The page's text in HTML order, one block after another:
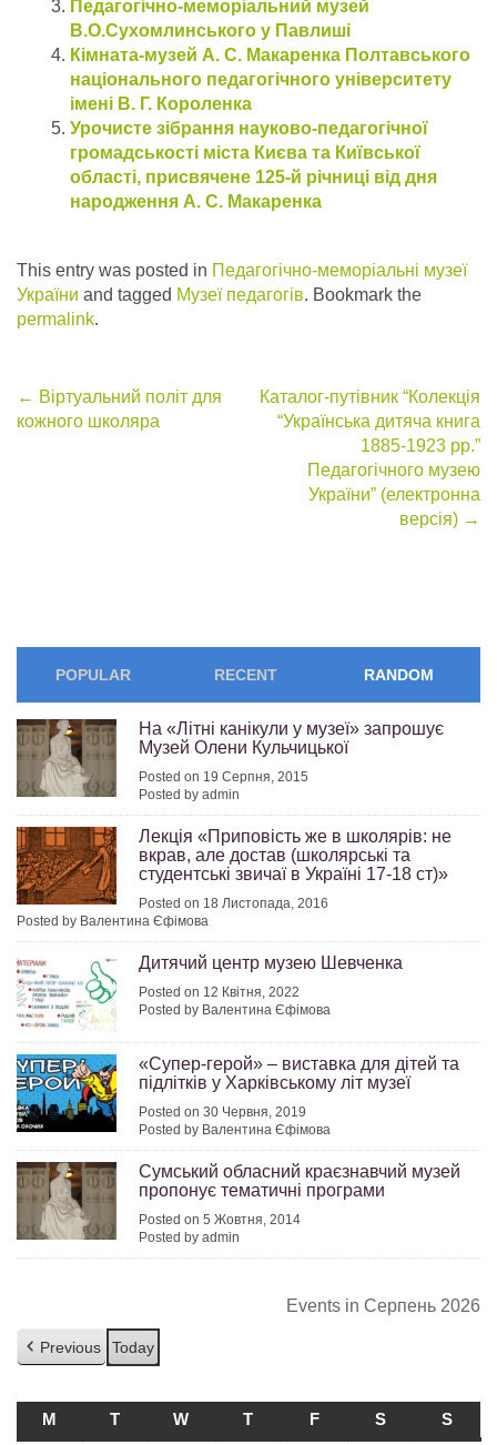
Педагогічно-меморіальний музей
В.О.Сухомлинського у Павлиші
Кімната-музей А. С. Макаренка Полтавського
національного педагогічного університету
імені В. Г. Короленка
Урочисте зібрання науково-педагогічної
громадськості міста Києва та Київської
області, присвячене 125-й річниці від дня
народження А. С. Макаренка
This entry was posted in Педагогічно-меморіальні музеї
України and tagged Музеї педагогів. Bookmark the
permalink.
Post
← Віртуальний політ для
кожного школяра
Каталог-путівник “Колекція
“Українська дитяча книга
1885-1923 рр.”
Педагогічного музею
України” (електронна
версія) →
POPULAR RECENT RANDOM
На «Літні канікули у музеї» запрошує
Музей Олени Кульчицької
Posted on 19 Серпня, 2015
Posted by admin
Лекція «Приповість же в школярів: не
вкрав, але достав (школярські та
студентські звичаї в Україні 17-18 ст)»
Posted on 18 Листопада, 2016
Posted by Валентина Єфімова
Дитячий центр музею Шевченка
Posted on 12 Квітня, 2022
Posted by Валентина Єфімова
«Супер-герой» – виставка для дітей та
підлітків у Харківському літ музеї
Posted on 30 Червня, 2019
Posted by Валентина Єфімова
Сумський обласний краєзнавчий музей
пропонує тематичні програми
Posted on 5 Жовтня, 2014
Posted by admin
Events in Серпень 2026
Previous Today
M ПОНЕДІЛОК
T ВІВТОРОК
W СЕРЕДА
TЧЕТВЕР
FП’ЯТНИЦЯ
S СУБОТА
S